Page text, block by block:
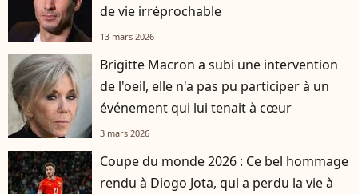
de vie irréprochable
13 mars 2026
Brigitte Macron a subi une intervention
de l'oeil, elle n'a pas pu participer à un
événement qui lui tenait à cœur
3 mars 2026
Coupe du monde 2026 : Ce bel hommage
rendu à Diogo Jota, qui a perdu la vie à